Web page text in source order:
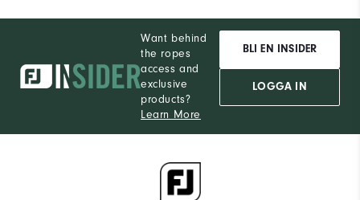
Want behind
the ropes
access and
exclusive
products?
Learn More
BLI EN INSIDER
LOGGA IN